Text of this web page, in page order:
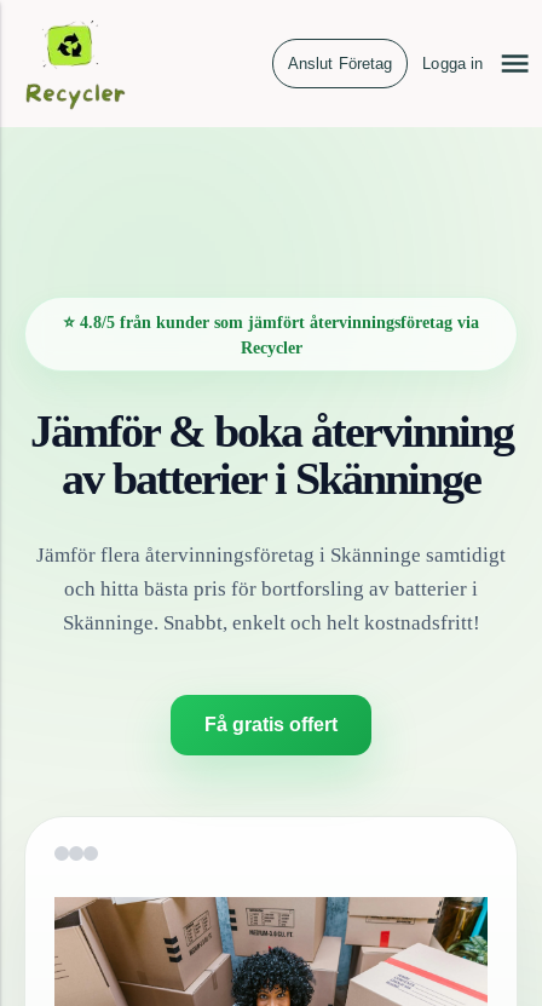
Anslut Företag Logga in
⭐ 4.8/5 från kunder som jämfört återvinningsföretag via
Recycler
Jämför & boka återvinning
avbatterieri Skänninge
Jämför flera återvinningsföretag i Skänninge samtidigt
och hitta bästa pris för bortforsling av batterier i
Skänninge. Snabbt, enkelt och helt kostnadsfritt!
Få gratis offert